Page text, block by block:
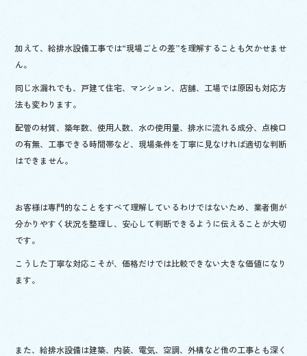
加えて、給排水設備工事では“現場ごとの差”を理解することも欠かせませ
ん。
同じ水漏れでも、戸建て住宅、マンション、店舗、工場では原因も対応方
法も変わります。
配管の材質、築年数、使用人数、水の使用量、排水に流れる成分、点検口
の有無、工事できる時間帯など、現場条件を丁寧に見なければ適切な判断
はできません。
お客様は専門的なことをすべて理解しているわけではないため、業者側が
分かりやすく状況を整理し、安心して判断できるように伝えることが大切
です。
こうした丁寧な対応こそが、価格だけでは比較できない大きな価値になり
ます。
また、給排水設備は建築、内装、電気、空調、外構など他の工事とも深く